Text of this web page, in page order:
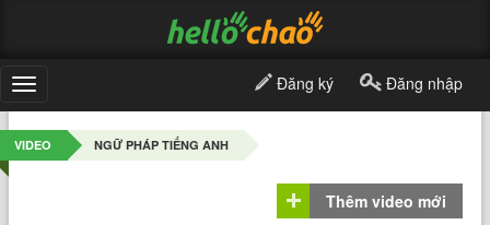
Toggle
navigation
Đăng ký Đăng nhập
VIDEO NGỮ PHÁP TIẾNG ANH
Thêm video mới